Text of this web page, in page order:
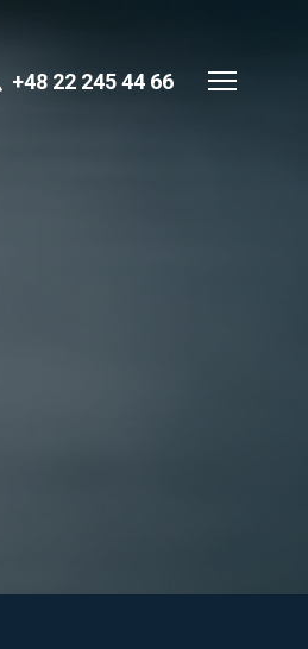
+48 22 245 44 66